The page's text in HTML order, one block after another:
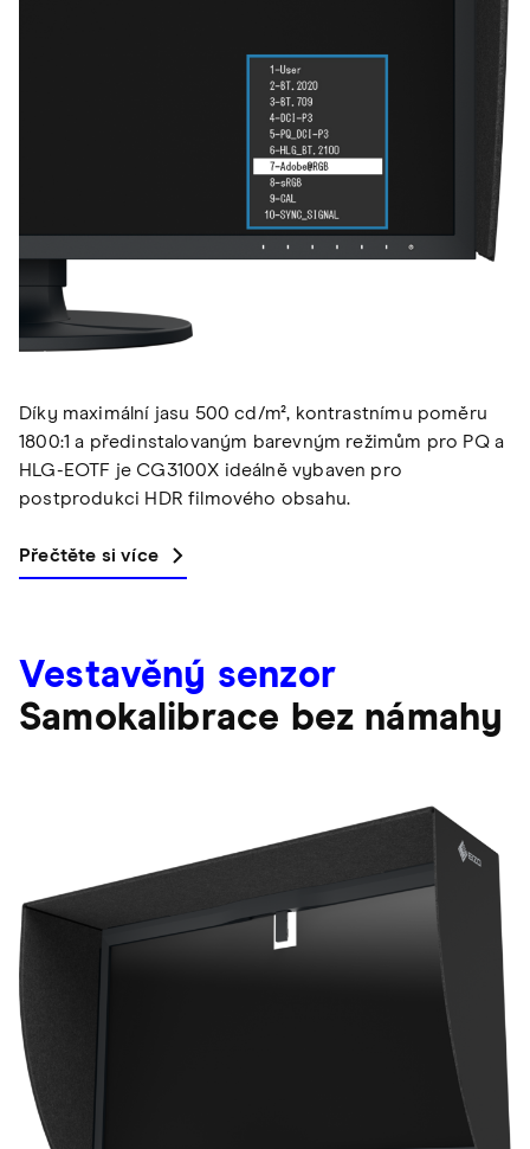
Díky maximální jasu 500 cd/m², kontrastnímu poměru
1800:1 a předinstalovaným barevným režimům pro PQ a
HLG-EOTF je CG3100X ideálně vybaven pro
postprodukci HDR filmového obsahu.
Přečtěte si více
Vestavěný senzor
Samokalibrace bez námahy